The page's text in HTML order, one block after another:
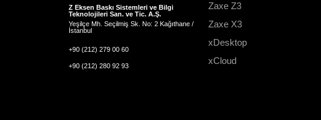
Z Eksen Baskı Sistemleri ve Bilgi
Teknolojileri San. ve Tic. A.Ş.
Yeşilçe Mh. Seçilmiş Sk. No: 2 Kağıthane /
İstanbul
+90 (212) 279 00 60
+90 (212) 280 92 93
Zaxe Z3
Zaxe X3
xDesktop
xCloud